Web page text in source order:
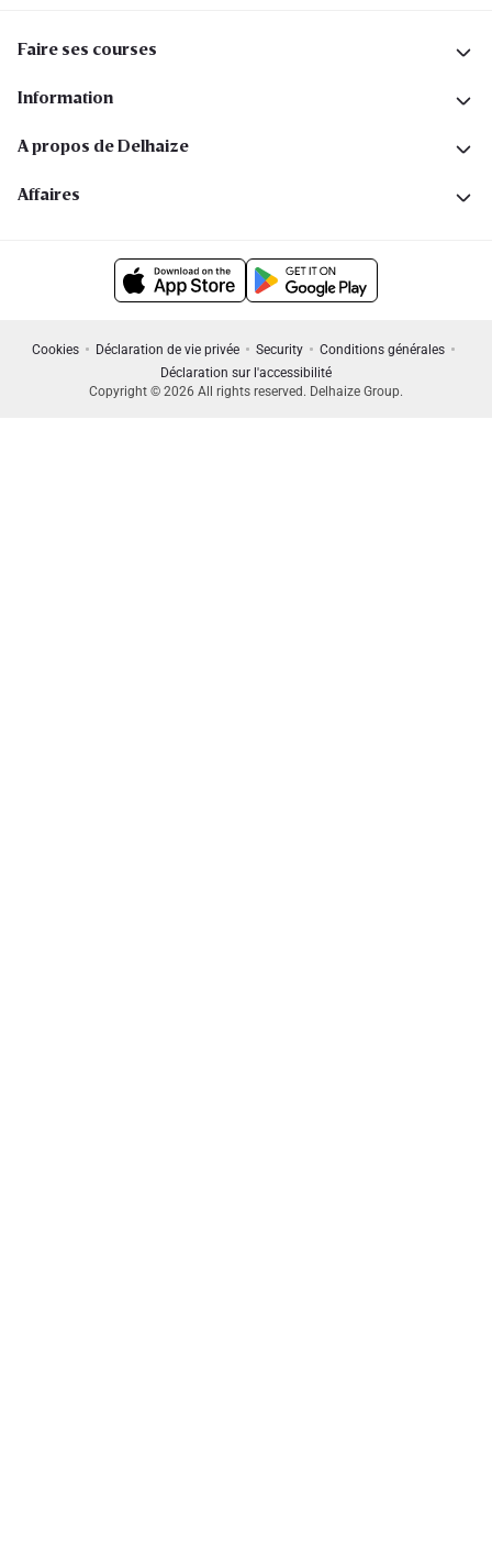
Faire ses courses
Information
A propos de Delhaize
Affaires
Cookies Déclaration de vie privée Security
Conditions générales
Déclaration sur l'accessibilité
Copyright © 2026 All rights reserved. Delhaize Group.